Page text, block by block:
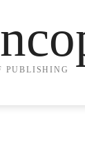
PUBLISHING